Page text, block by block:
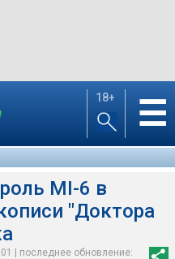
18+ ☰
MI-6 в
"Доктора
| последнее обновление: